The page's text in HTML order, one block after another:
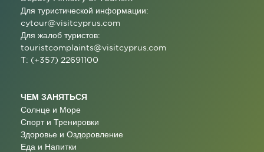
Для туристической информации:
cytour@visitcyprus.com
Для жалоб туристов:
touristcomplaints@visitcyprus.com
T: (+357) 22691100
ЧЕМ ЗАНЯТЬСЯ
Солнце и Море
Спорт и Тренировки
Здоровье и Оздоровление
Еда и Напитки